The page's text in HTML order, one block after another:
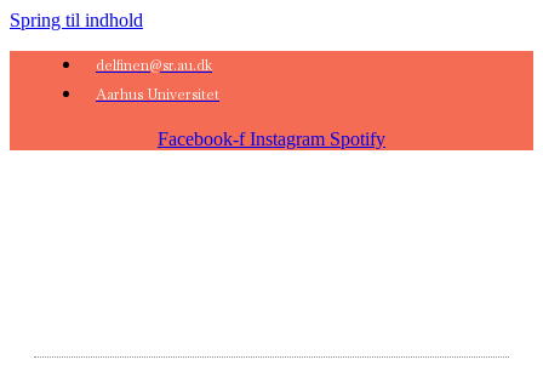
Spring til indhold
delfinen@sr.au.dk
Aarhus Universitet
Facebook-f Instagram Spotify